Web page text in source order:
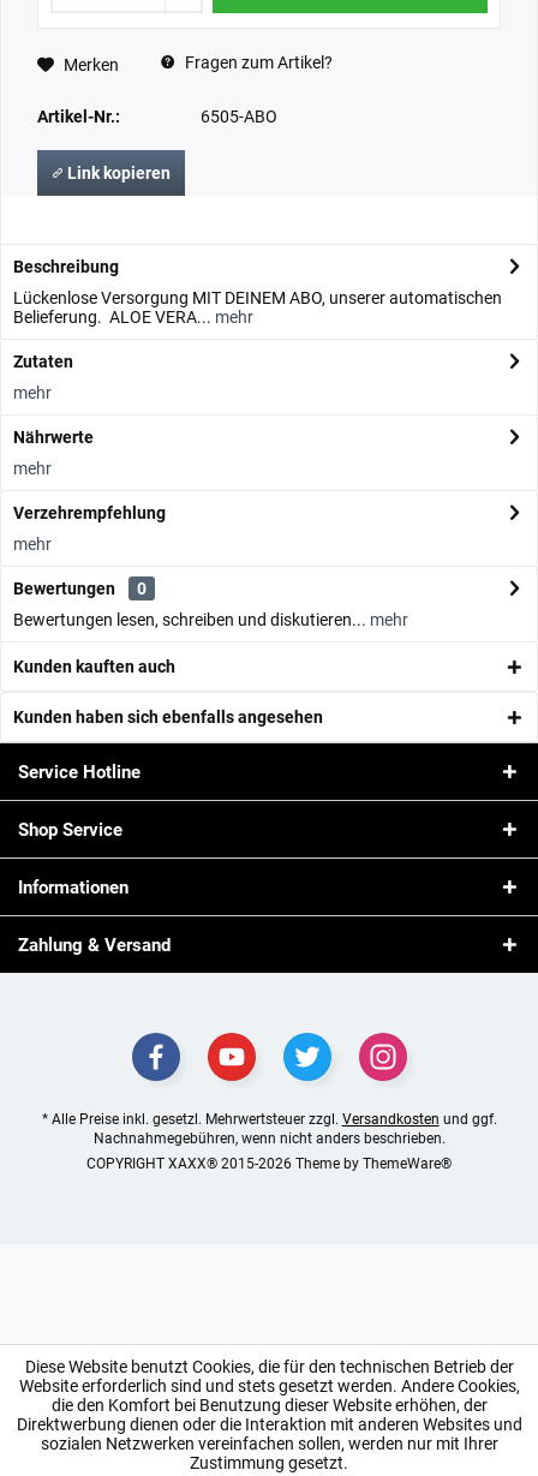
Merken Fragen zum Artikel?
Artikel-Nr.: 6505-ABO
Link kopieren
Beschreibung
Lückenlose Versorgung MIT DEINEM ABO, unserer automatischen
Belieferung. ALOE VERA... mehr
Zutaten
mehr
Nährwerte
mehr
Verzehrempfehlung
mehr
Bewertungen
0
Bewertungen lesen, schreiben und diskutieren... mehr
Kunden kauften auch
Kunden haben sich ebenfalls angesehen
Service Hotline
Shop Service
Informationen
Zahlung & Versand
* Alle Preise inkl. gesetzl. Mehrwertsteuer zzgl. Versandkosten und ggf.
Nachnahmegebühren, wenn nicht anders beschrieben.
COPYRIGHT XAXX® 2015-2026 Theme by ThemeWare®
Diese Website benutzt Cookies, die für den technischen Betrieb der
Website erforderlich sind und stets gesetzt werden. Andere Cookies,
die den Komfort bei Benutzung dieser Website erhöhen, der
Direktwerbung dienen oder die Interaktion mit anderen Websites und
sozialen Netzwerken vereinfachen sollen, werden nur mit Ihrer
Zustimmung gesetzt.